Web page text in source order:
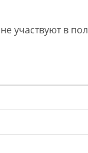
участвуют в